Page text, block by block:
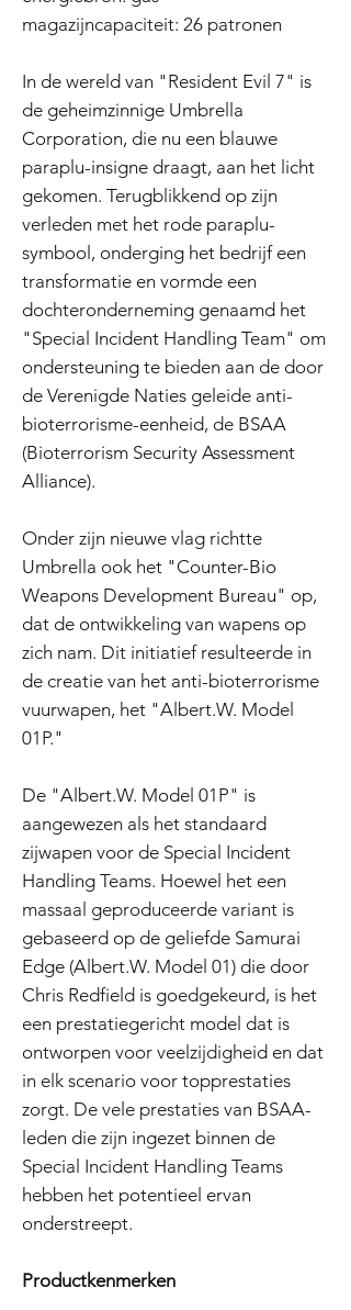
magazijncapaciteit: 26 patronen
In de wereld van "Resident Evil 7" is
de geheimzinnige Umbrella
Corporation, die nu een blauwe
paraplu-insigne draagt, aan het licht
gekomen. Terugblikkend op zijn
verleden met het rode paraplu-
symbool, onderging het bedrijf een
transformatie en vormde een
dochteronderneming genaamd het
"Special Incident Handling Team" om
ondersteuning te bieden aan de door
de Verenigde Naties geleide anti-
bioterrorisme-eenheid, de BSAA
(Bioterrorism Security Assessment
Alliance).
Onder zijn nieuwe vlag richtte
Umbrella ook het "Counter-Bio
Weapons Development Bureau" op,
dat de ontwikkeling van wapens op
zich nam. Dit initiatief resulteerde in
de creatie van het anti-bioterrorisme
vuurwapen, het "Albert.W. Model
01P."
De "Albert.W. Model 01P" is
aangewezen als het standaard
zijwapen voor de Special Incident
Handling Teams. Hoewel het een
massaal geproduceerde variant is
gebaseerd op de geliefde Samurai
Edge (Albert.W. Model 01) die door
Chris Redfield is goedgekeurd, is het
een prestatiegericht model dat is
ontworpen voor veelzijdigheid en dat
in elk scenario voor topprestaties
zorgt. De vele prestaties van BSAA-
leden die zijn ingezet binnen de
Special Incident Handling Teams
hebben het potentieel ervan
onderstreept.
Productkenmerken